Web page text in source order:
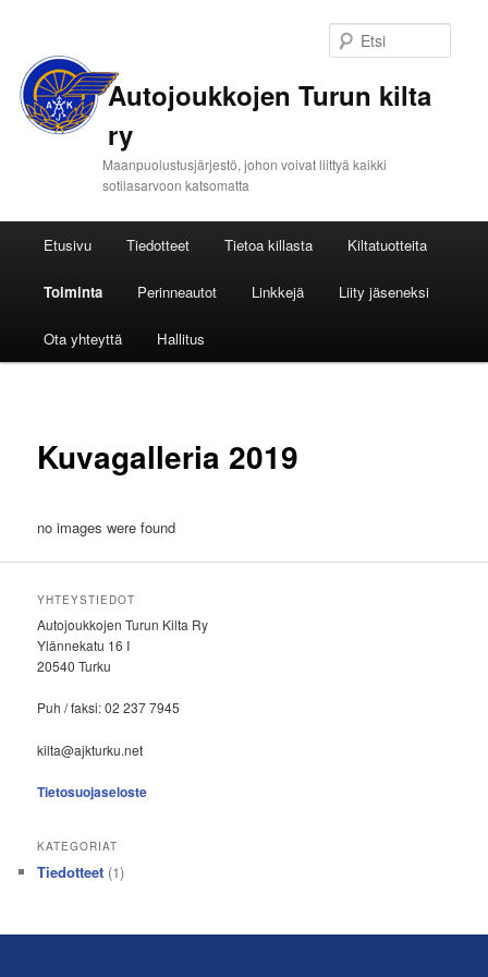
Autojoukkojen Turun kilta
ry
Maanpuolustusjärjestö, johon voivat liittyä kaikki
sotilasarvoon katsomatta
Siirry
sisältöön
Etusivu Tiedotteet Tietoa killasta Kiltatuotteita
Toiminta Perinneautot Linkkejä Liity jäseneksi
Ota yhteyttä Hallitus
Kuvagalleria 2019
no images were found
YHTEYSTIEDOT
Autojoukkojen Turun Kilta Ry
Ylännekatu 16 I
20540 Turku
Puh / faksi: 02 237 7945
kilta@ajkturku.net
Tietosuojaseloste
KATEGORIAT
Tiedotteet (1)